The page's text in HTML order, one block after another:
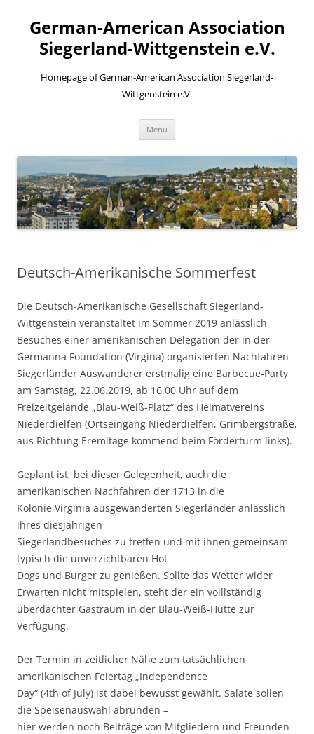
content
German-American Association
Siegerland-Wittgenstein e.V.
Homepage of German-American Association Siegerland-
Wittgenstein e.V.
Menu
Deutsch-Amerikanische Sommerfest
Die Deutsch-Amerikanische Gesellschaft Siegerland-
Wittgenstein veranstaltet im Sommer 2019 anlässlich
Besuches einer amerikanischen Delegation der in der
Germanna Foundation (Virgina) organisierten Nachfahren
Siegerländer Auswanderer erstmalig eine Barbecue-Party
am Samstag, 22.06.2019, ab 16.00 Uhr auf dem
Freizeitgelände „Blau-Weiß-Platz“ des Heimatvereins
Niederdielfen (Ortseingang Niederdielfen, Grimbergstraße,
aus Richtung Eremitage kommend beim Förderturm links).
Geplant ist, bei dieser Gelegenheit, auch die
amerikanischen Nachfahren der 1713 in die
Kolonie Virginia ausgewanderten Siegerländer anlässlich
ihres diesjährigen
Siegerlandbesuches zu treffen und mit ihnen gemeinsam
typisch die unverzichtbaren Hot
Dogs und Burger zu genießen. Sollte das Wetter wider
Erwarten nicht mitspielen, steht der ein volllständig
überdachter Gastraum in der Blau-Weiß-Hütte zur
Verfügung.
Der Termin in zeitlicher Nähe zum tatsächlichen
amerikanischen Feiertag „Independence
Day“ (4th of July) ist dabei bewusst gewählt. Salate sollen
die Speisenauswahl abrunden –
hier werden noch Beiträge von Mitgliedern und Freunden